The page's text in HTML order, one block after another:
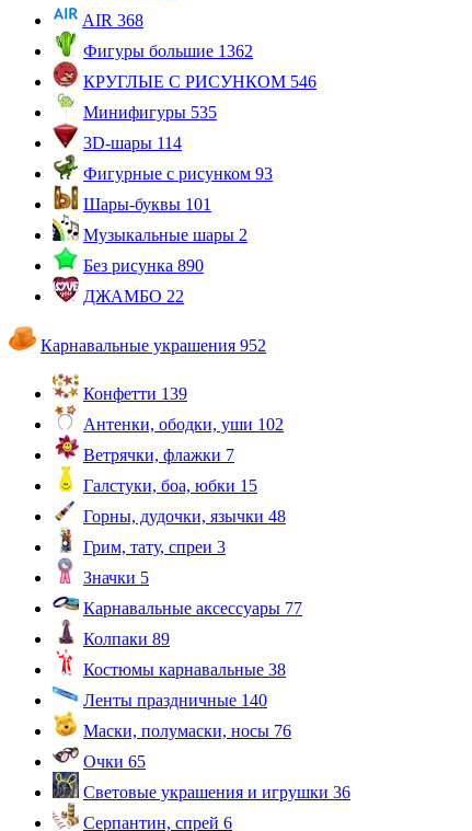
AIR 368
Фигуры большие 1362
КРУГЛЫЕ С РИСУНКОМ 546
Минифигуры 535
3D-шары 114
Фигурные с рисунком 93
Шары-буквы 101
Музыкальные шары 2
Без рисунка 890
ДЖАМБО 22
Карнавальные украшения 952
Конфетти 139
Антенки, ободки, уши 102
Ветрячки, флажки 7
Галстуки, боа, юбки 15
Горны, дудочки, язычки 48
Грим, тату, спреи 3
Значки 5
Карнавальные аксессуары 77
Колпаки 89
Костюмы карнавальные 38
Ленты праздничные 140
Маски, полумаски, носы 76
Очки 65
Световые украшения и игрушки 36
Серпантин, спрей 6